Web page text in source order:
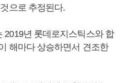
으로 추정된다.
2019년 롯데로지스틱스와 합
해마다 상승하면서 견조한